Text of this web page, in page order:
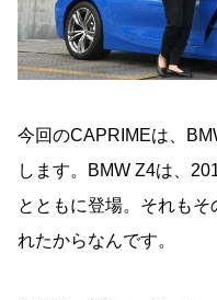
今回のCAPRIMEは、
します。BMW Z4は、
とともに登場。それも
れたからなんです。